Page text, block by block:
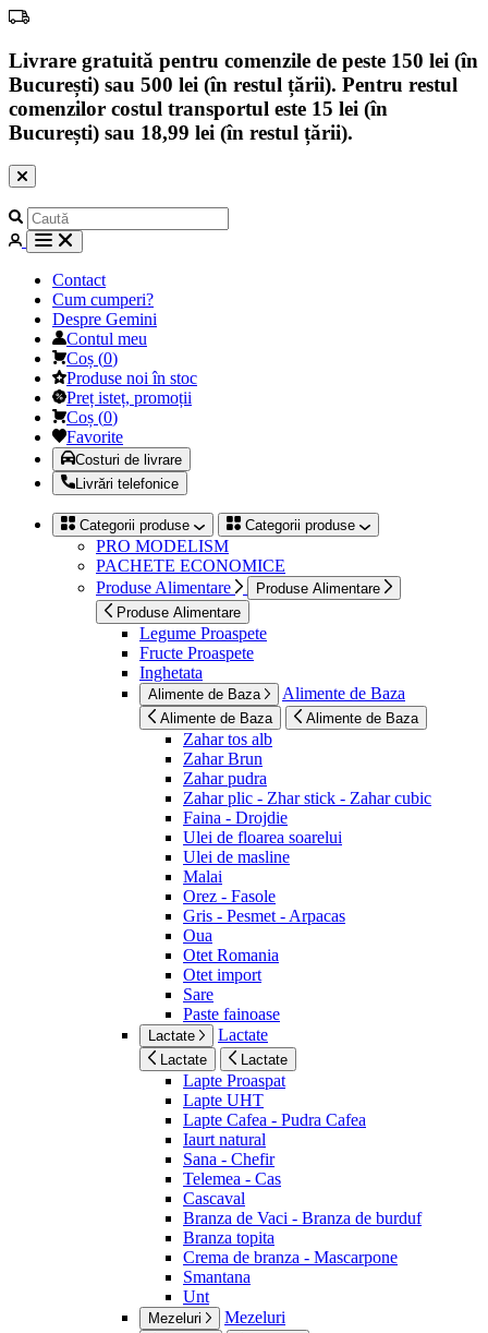
Livrare gratuită pentru comenzile de peste 150 lei (în
București) sau 500 lei (în restul țării). Pentru restul
comenzilor costul transportul este 15 lei (în
București) sau 18,99 lei (în restul țării).
Contact
Cum cumperi?
Despre Gemini
Contul meu
Coș (0)
Produse noi în stoc
Preț isteț, promoții
Coș (0)
Favorite
Costuri de livrare
Livrări telefonice
Categorii produse Categorii produse
PRO MODELISM
PACHETE ECONOMICE
Produse Alimentare
Produse Alimentare
Produse Alimentare
Legume Proaspete
Fructe Proaspete
Inghetata
Alimente de Baza Alimente de Baza
Alimente de Baza Alimente de Baza
Zahar tos alb
Zahar Brun
Zahar pudra
Zahar plic - Zhar stick - Zahar cubic
Faina - Drojdie
Ulei de floarea soarelui
Ulei de masline
Malai
Orez - Fasole
Gris - Pesmet - Arpacas
Oua
Otet Romania
Otet import
Sare
Paste fainoase
Lactate Lactate
Lactate Lactate
Lapte Proaspat
Lapte UHT
Lapte Cafea - Pudra Cafea
Iaurt natural
Sana - Chefir
Telemea - Cas
Cascaval
Branza de Vaci - Branza de burduf
Branza topita
Crema de branza - Mascarpone
Smantana
Unt
Mezeluri Mezeluri